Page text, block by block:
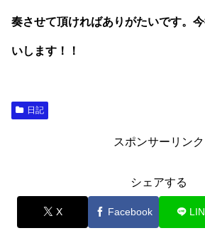
奏させて頂ければありがたいです。
いします！！
日記
スポンサーリンク
シェアする
X Facebook